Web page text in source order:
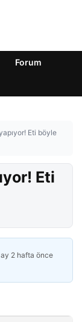
Forum
Eti böyle
Eti
ay 2 hafta önce